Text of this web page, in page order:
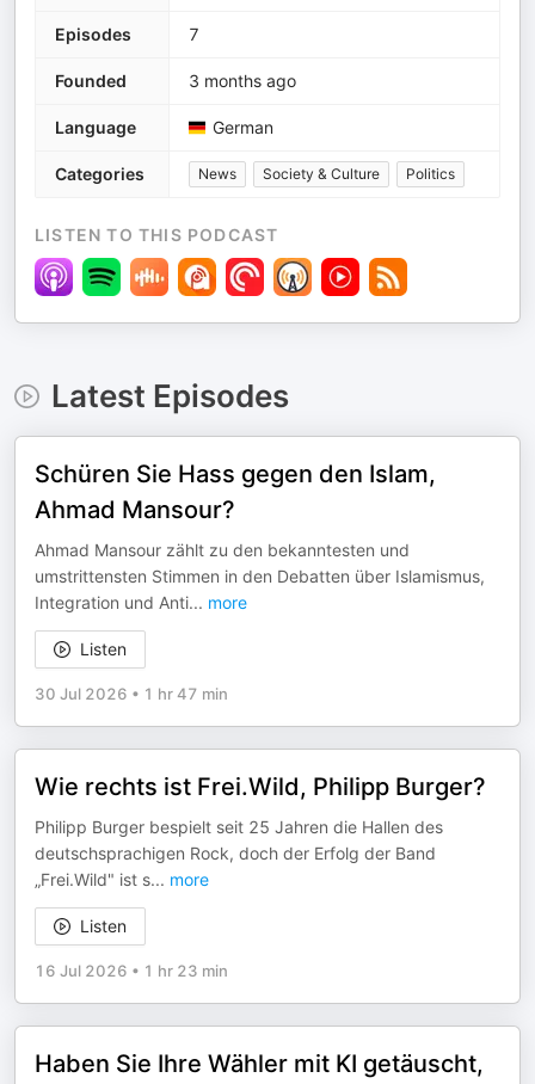
Episodes 7
Founded 3 months ago
Language German
Categories News Society & Culture Politics
LISTEN TO THIS PODCAST
Latest Episodes
Schüren Sie Hass gegen den Islam,
Ahmad Mansour?
Ahmad Mansour zählt zu den bekanntesten und
umstrittensten Stimmen in den Debatten über Islamismus,
Integration und Anti... more
Listen
30 Jul 2026 • 1 hr 47 min
Wie rechts ist Frei.Wild, Philipp Burger?
Philipp Burger bespielt seit 25 Jahren die Hallen des
deutschsprachigen Rock, doch der Erfolg der Band
„Frei.Wild" ist s... more
Listen
16 Jul 2026 • 1 hr 23 min
Haben Sie Ihre Wähler mit KI getäuscht,